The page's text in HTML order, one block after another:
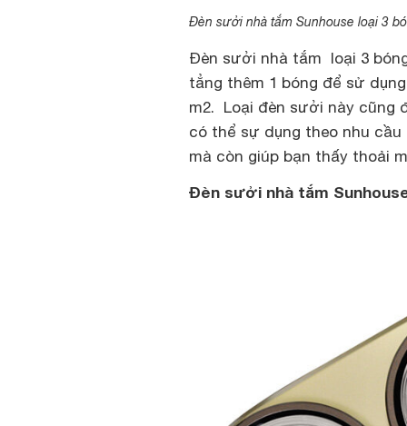
Đèn sưởi nhà tắm Sunhouse loại 3
Đèn sưởi nhà tắm loại 3
tẳng thêm 1 bóng để sử
m2. Loại đèn sưởi này cũng
có thể sự dụng theo nhu
mà còn giúp bạn thấy thoải
Đèn sưởi nhà tắm